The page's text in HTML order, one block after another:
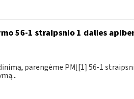
56-1 straipsnio 1 dalies
parengėme PMĮ[1] 56-1